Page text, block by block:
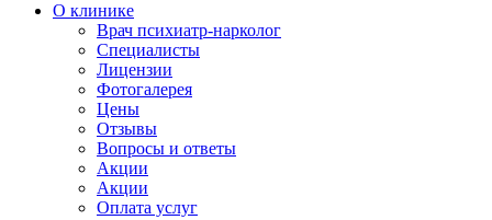
О клинике
Врач психиатр-нарколог
Специалисты
Лицензии
Фотогалерея
Цены
Отзывы
Вопросы и ответы
Акции
Акции
Оплата услуг